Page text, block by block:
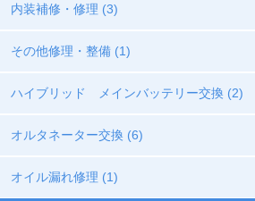
内装補修・修理 (3)
その他修理・整備 (1)
ハイブリッド メインバッテリー交換 (2)
オルタネーター交換 (6)
オイル漏れ修理 (1)